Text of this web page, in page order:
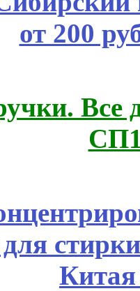
от 200
Все
для